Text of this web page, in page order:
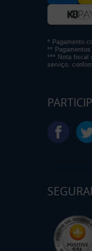
* Pagamento
** Pagamentos
*** Nota fiscal
serviço,